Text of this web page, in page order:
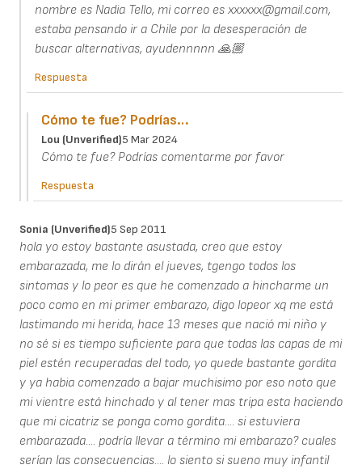
nombre es Nadia Tello, mi correo es xxxxxx@gmail.com,
estaba pensando ir a Chile por la desesperación de
buscar alternativas, ayudennnnn 🙏🏼
Respuesta
Cómo te fue? Podrías…
Lou (unverified)5 Mar 2024
Cómo te fue? Podrías comentarme por favor
Respuesta
Sonia (unverified)5 Sep 2011
hola yo estoy bastante asustada, creo que estoy
embarazada, me lo dirán el jueves, tgengo todos los
sintomas y lo peor es que he comenzado a hincharme un
poco como en mi primer embarazo, digo lopeor xq me está
lastimando mi herida, hace 13 meses que nació mi niño y
no sé si es tiempo suficiente para que todas las capas de mi
piel estén recuperadas del todo, yo quede bastante gordita
y ya habia comenzado a bajar muchisimo por eso noto que
mi vientre está hinchado y al tener mas tripa esta haciendo
que mi cicatriz se ponga como gordita.... si estuviera
embarazada.... podría llevar a término mi embarazo? cuales
serían las consecuencias.... lo siento si sueno muy infantil